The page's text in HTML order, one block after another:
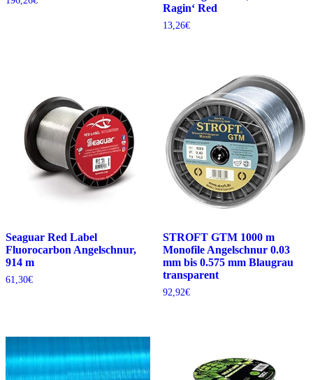
Ragin‘ Red
13,26€
Seaguar Red Label
Fluorocarbon Angelschnur,
914 m
61,30€
STROFT GTM 1000 m
Monofile Angelschnur 0.03
mm bis 0.575 mm Blaugrau
transparent
92,92€